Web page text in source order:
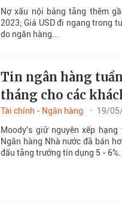
Nợ xấu nội bảng tăng thêm
2023; Giá USD đi ngang trong
do ngân hàng...
Tin ngân hàng
tháng cho các
Tài chính - Ngân hàng
19/
Moody's giữ nguyên xếp
Ngân hàng Nhà nước đã bán
đấu tăng trưởng tín dụng 5 -